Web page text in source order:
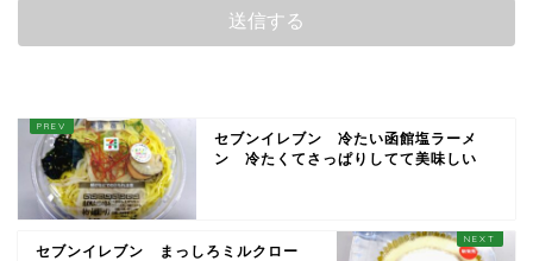
セブンイレブン 冷たい函館塩ラーメ
ン 冷たくてさっぱりしてて美味しい
セブンイレブン まっしろミルクロー